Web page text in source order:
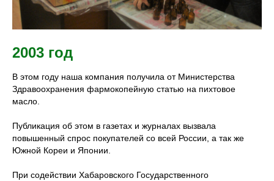
2003 год
В этом году наша компания получила от Министерства
Здравоохранения фармокопейную статью на пихтовое
масло.
Публикация об этом в газетах и журналах вызвала
повышенный спрос покупателей со всей России, а так же
Южной Кореи и Японии.
При содействии Хабаровского Государственного